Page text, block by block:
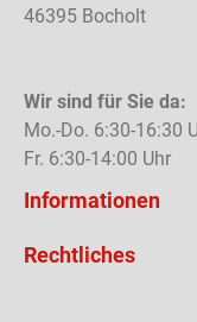
46395 Bocholt
Wir sind für Sie da:
Mo.-Do. 6:30-16:30
Fr. 6:30-14:00 Uhr
Informationen
Rechtliches